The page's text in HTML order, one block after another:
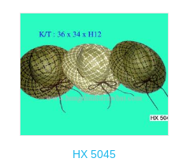
HX 5045